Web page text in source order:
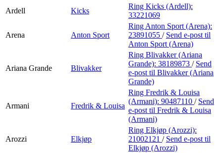
Ardell
Kicks
Ring Kicks (Ardell):
33221069
Arena Anton Sport
Ring Anton Sport (Arena):
23891055 / Send e-post til
Anton Sport (Arena)
Ariana Grande Blivakker
Ring Blivakker (Ariana
Grande): 38189873 / Send
e-post til Blivakker (Ariana
Grande)
Armani Fredrik & Louisa
Ring Fredrik & Louisa
(Armani): 90487110 / Send
e-post til Fredrik & Louisa
(Armani)
Arozzi Elkjøp
Ring Elkjøp (Arozzi):
21002121 / Send e-post til
Elkjøp (Arozzi)